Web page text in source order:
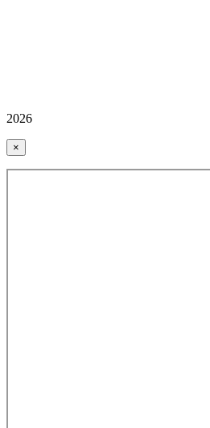
2026
×